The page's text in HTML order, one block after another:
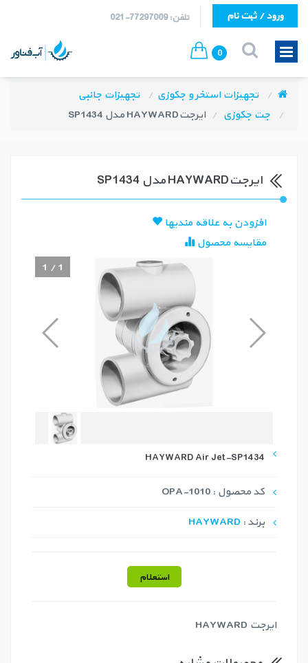
تلفن: 77297009-021 ورود / ثبت نام
0
تجهیزات استخر و جکوزی
تجهیزات جانبی
جت جکوزی
ایرجتHAYWARD مدل SP1434
ایرجتHAYWARD مدل SP1434
افزودن به علاقه مندیها
مقایسه محصول
1 /1
HAYWARD Air Jet-SP1434
کد محصول : OPA-1010
برند : HAYWARD
استعلام
ایرجت HAYWARD